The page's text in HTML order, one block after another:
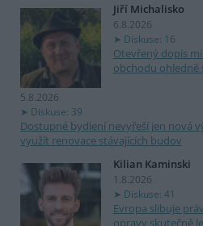
Jiří Michalisko
6.8.2026
Diskuse: 16
Otevřený dopis
obchodu ohledně
5.8.2026
Diskuse: 39
Dostupné bydlení nevyřeší jen nová
využít renovace stávajících budov
Kilian Kaminski
1.8.2026
Diskuse: 41
Evropa slibuje
opravy skutečně